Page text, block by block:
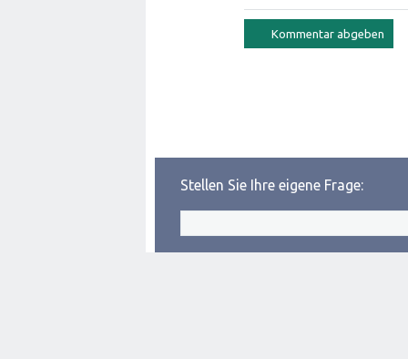
Stellen Sie Ihre eigene Frage: